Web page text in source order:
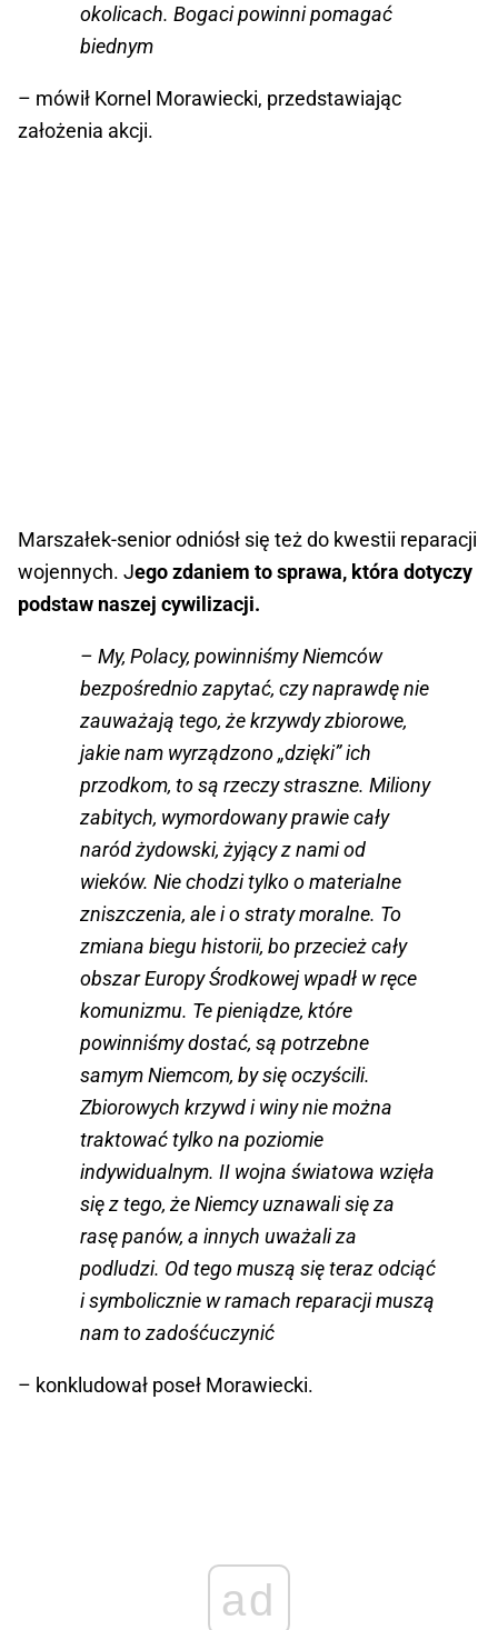
okolicach. Bogaci powinni pomagać
biednym
– mówił Kornel Morawiecki, przedstawiając
założenia akcji.
Marszałek-senior odniósł się też do kwestii reparacji
wojennych. Jego zdaniem to sprawa, która dotyczy
podstaw naszej cywilizacji.
– My, Polacy, powinniśmy Niemców
bezpośrednio zapytać, czy naprawdę nie
zauważają tego, że krzywdy zbiorowe,
jakie nam wyrządzono „dzięki” ich
przodkom, to są rzeczy straszne. Miliony
zabitych, wymordowany prawie cały
naród żydowski, żyjący z nami od
wieków. Nie chodzi tylko o materialne
zniszczenia, ale i o straty moralne. To
zmiana biegu historii, bo przecież cały
obszar Europy Środkowej wpadł w ręce
komunizmu. Te pieniądze, które
powinniśmy dostać, są potrzebne
samym Niemcom, by się oczyścili.
Zbiorowych krzywd i winy nie można
traktować tylko na poziomie
indywidualnym. II wojna światowa wzięła
się z tego, że Niemcy uznawali się za
rasę panów, a innych uważali za
podludzi. Od tego muszą się teraz odciąć
i symbolicznie w ramach reparacji muszą
nam to zadośćuczynić
– konkludował poseł Morawiecki.
ad